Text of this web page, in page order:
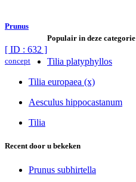
Prunus
[ ID : 632 ]
concept
Populair in deze categorie
Tilia platyphyllos
Tilia europaea (x)
Aesculus hippocastanum
Tilia
Recent door u bekeken
Prunus subhirtella